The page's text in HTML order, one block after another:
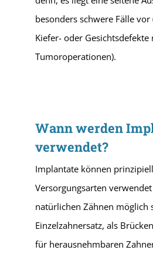
besonders schwere Fälle
Kiefer- oder Gesichtsdefekte
Tumoroperationen).
Wann werden
verwendet?
Implantate können
Versorgungsarten
natürlichen Zähnen möglich
Einzelzahnersatz, als
für herausnehmbaren